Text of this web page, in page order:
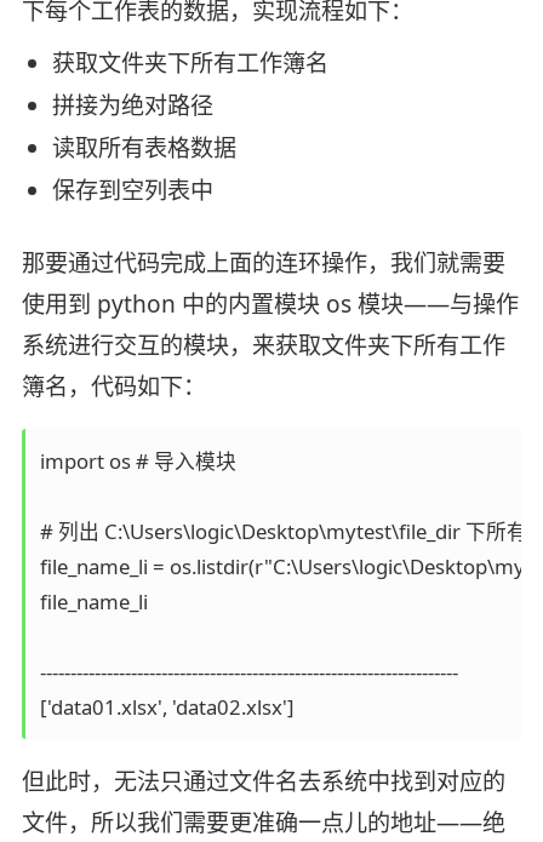
下每个工作表的数据，实现流程如下：
获取文件夹下所有工作簿名
拼接为绝对路径
读取所有表格数据
保存到空列表中
那要通过代码完成上面的连环操作，我们就需要
使用到 python 中的内置模块 os 模块——与操作
系统进行交互的模块，来获取文件夹下所有工作
簿名，代码如下：
import os # 导入模块
# 列出 C:\Users\logic\Desktop\mytest\file_dir 下所有
file_name_li =
file_name_li
---------------------------------------------------------------------
['data01.xlsx', 'data02.xlsx']
但此时，无法只通过文件名去系统中找到对应的
文件，所以我们需要更准确一点儿的地址——绝